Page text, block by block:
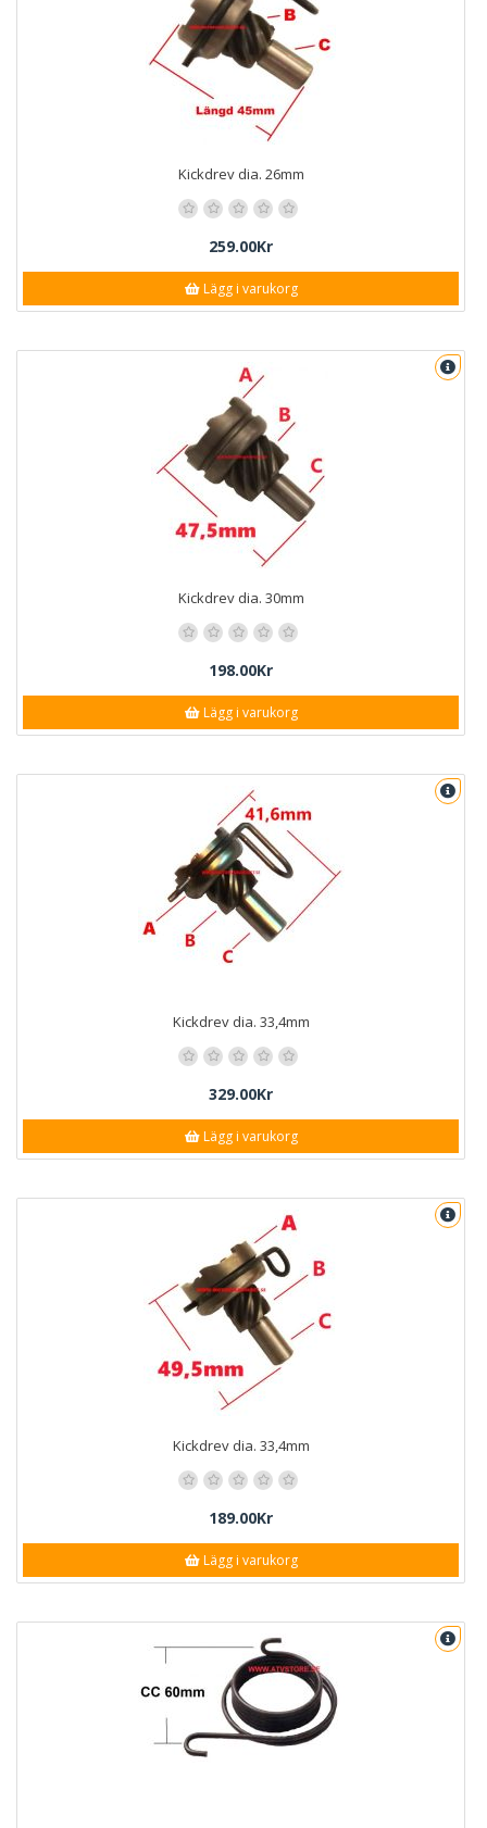
Kickdrev dia. 26mm
259.00Kr
Lägg i varukorg
Kickdrev dia. 30mm
198.00Kr
Lägg i varukorg
Kickdrev dia. 33,4mm
329.00Kr
Lägg i varukorg
Kickdrev dia. 33,4mm
189.00Kr
Lägg i varukorg